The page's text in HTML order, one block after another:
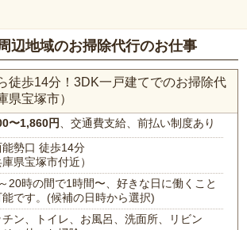
辺地域のお掃除代行のお仕事
徒歩14分！3DK一戸建てでのお掃除代
県宝塚市）
〜1,860円、交通費支給、前払い制度あり
能勢口 徒歩14分
庫県宝塚市付近）
20時の間で1時間〜、好きな日に働くこと
能です。(候補の日時から選択)
チン、トイレ、お風呂、洗面所、リビン